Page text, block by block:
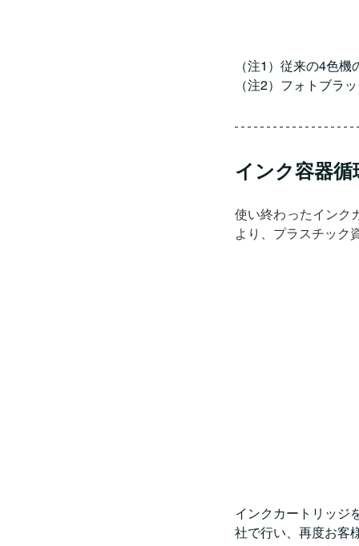
（注1）従来の4色機
（注2）フォトブラ
インク容器
使い終わったインク
より、プラスチック
インクカートリッジ
社で行い、再度お客